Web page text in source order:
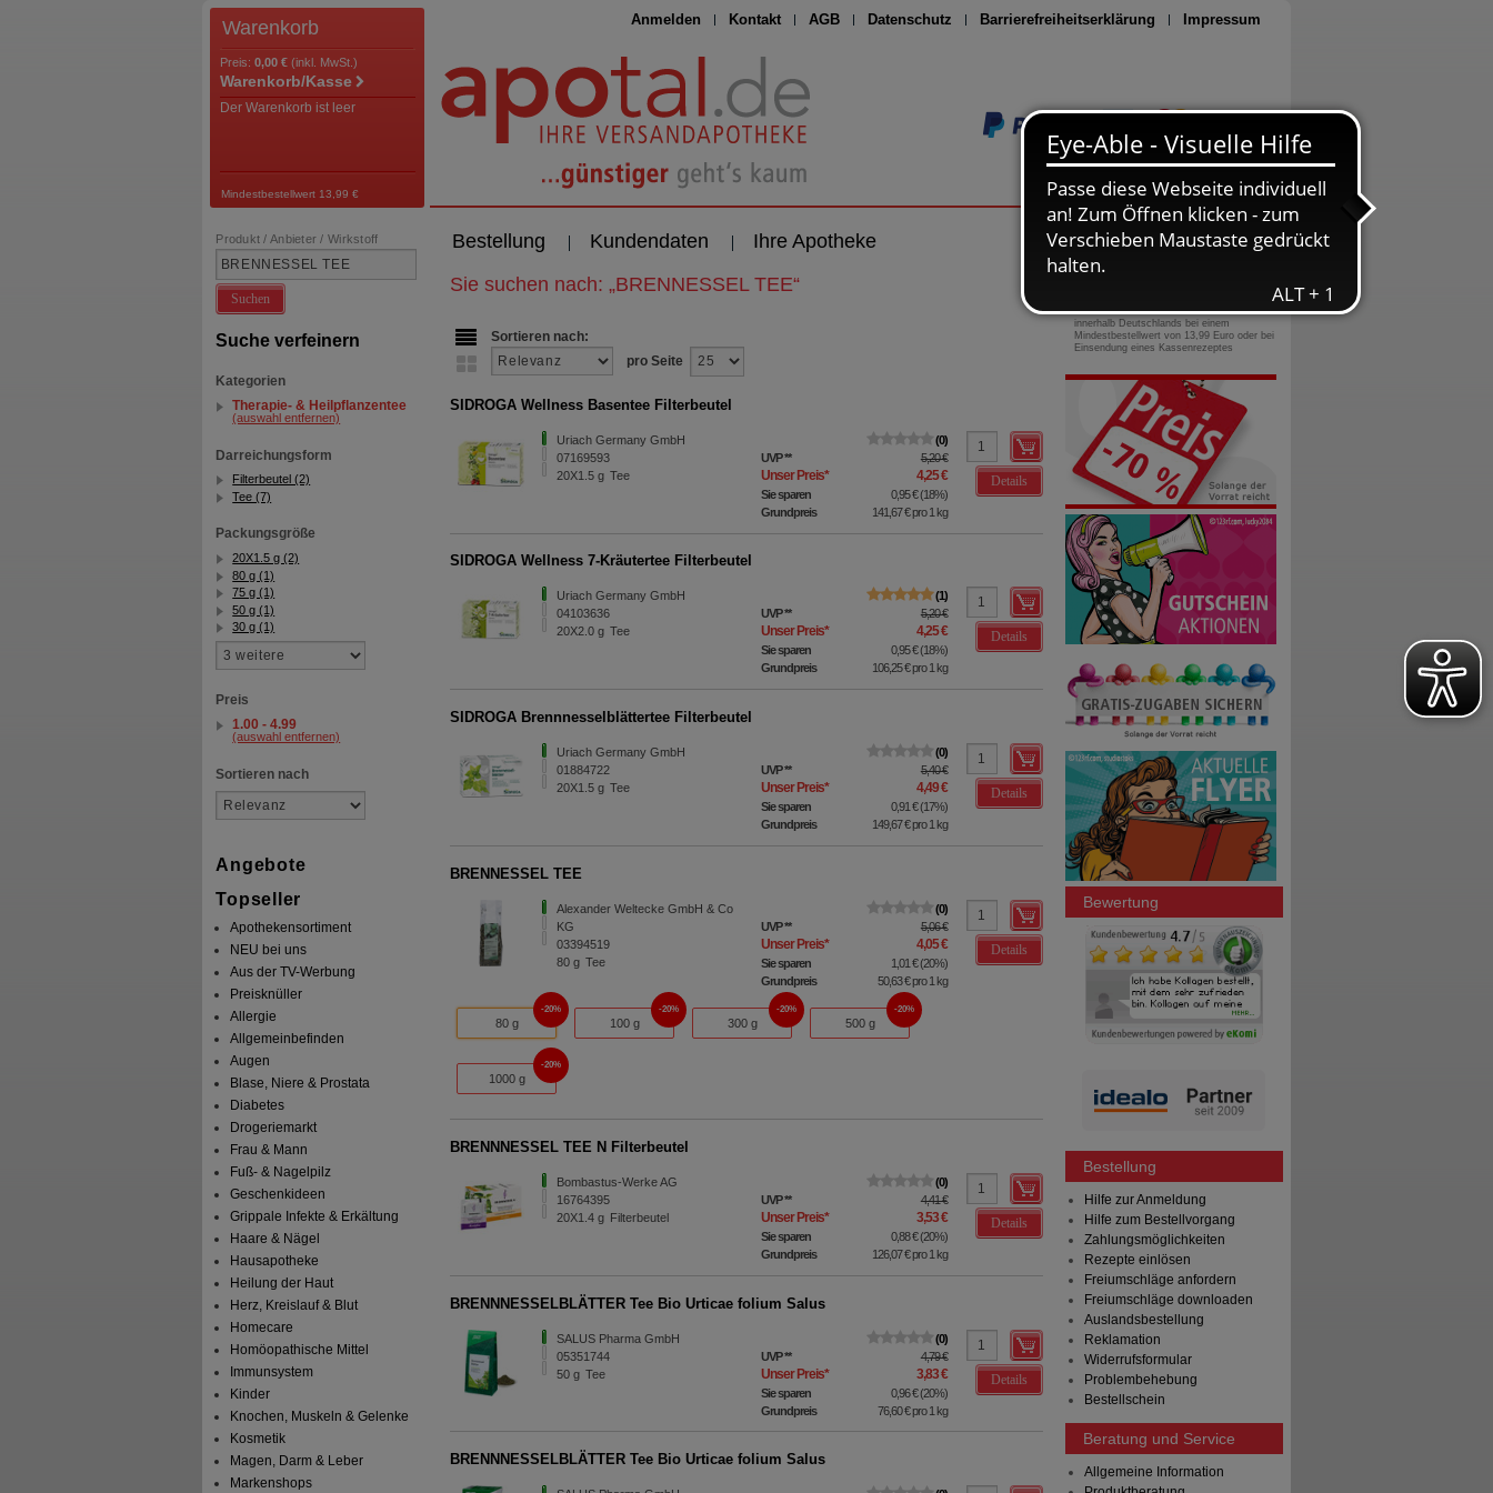
Anmelden Kontakt AGB Datenschutz Barrierefreiheitserklärung Impressum
Seite drucken
Warenkorb
Preis: 0,00 € (inkl. MwSt.)
Warenkorb/Kasse
Der Warenkorb ist leer
Mindestbestellwert 13,99 €
Bestellung Kundendaten Ihre Apotheke
Produkt / Anbieter / Wirkstoff
Suchen
Suche verfeinern
Kategorien
Therapie- & Heilpflanzentee
(auswahl entfernen)
Darreichungsform
Filterbeutel (2)
Tee (7)
Packungsgröße
20X1.5 g (2)
80 g (1)
75 g (1)
50 g (1)
30 g (1)
Preis
1.00 - 4.99
(auswahl entfernen)
Sortieren nach
Angebote
Topseller
Apothekensortiment
NEU bei uns
Aus der TV-Werbung
Preisknüller
Allergie
Allgemeinbefinden
Augen
Blase, Niere & Prostata
Diabetes
Drogeriemarkt
Frau & Mann
Fuß- & Nagelpilz
Geschenkideen
Grippale Infekte & Erkältung
Haare & Nägel
Hausapotheke
Heilung der Haut
Herz, Kreislauf & Blut
Homecare
Homöopathische Mittel
Immunsystem
Kinder
Knochen, Muskeln & Gelenke
Kosmetik
Magen, Darm & Leber
Markenshops
Sie suchen nach: „BRENNESSEL TEE“
Sortieren nach:
pro Seite
SIDROGA Wellness Basentee Filterbeutel
Uriach Germany GmbH
07169593
20X1.5g Tee
0
UVP** 5,20 €
Unser Preis* 4,25 €
Sie sparen 0,95 €(18%)
Grundpreis
141,67 €pro 1 kg
Details
SIDROGA Wellness 7-Kräutertee Filterbeutel
Uriach Germany GmbH
04103636
20X2.0g Tee
1
UVP** 5,20 €
Unser Preis* 4,25 €
Sie sparen 0,95 €(18%)
Grundpreis
106,25 €pro 1 kg
Details
SIDROGA Brennnesselblättertee Filterbeutel
Uriach Germany GmbH
01884722
20X1.5g Tee
0
UVP** 5,40 €
Unser Preis* 4,49 €
Sie sparen 0,91 €(17%)
Grundpreis
149,67 €pro 1 kg
Details
BRENNESSEL TEE
Alexander Weltecke GmbH & Co
KG
03394519
80g Tee
0
UVP** 5,06 €
Unser Preis* 4,05 €
Sie sparen 1,01 €(20%)
Grundpreis
50,63 €pro 1 kg
Details
80 g
20%
100 g
20%
300 g
20%
500 g
20%
1000 g
20%
BRENNNESSEL TEE N Filterbeutel
Bombastus-Werke AG
16764395
20X1.4g Filterbeutel
0
UVP** 4,41 €
Unser Preis* 3,53 €
Sie sparen 0,88 €(20%)
Grundpreis
126,07 €pro 1 kg
Details
BRENNNESSELBLÄTTER Tee Bio Urticae folium Salus
SALUS Pharma GmbH
05351744
50g Tee
0
UVP** 4,79 €
Unser Preis* 3,83 €
Sie sparen 0,96 €(20%)
Grundpreis
76,60 €pro 1 kg
Details
BRENNNESSELBLÄTTER Tee Bio Urticae folium Salus
0800-10 11 422
gebührenfreie Rufnummer
innerhalb Deutschlands bei einem
Mindestbestellwert von 13,99 Euro oder bei
Einsendung eines Kassenrezeptes
Bewertung
Bestellung
Hilfe zur Anmeldung
Hilfe zum Bestellvorgang
Zahlungsmöglichkeiten
Rezepte einlösen
Freiumschläge anfordern
Freiumschläge downloaden
Auslandsbestellung
Reklamation
Widerrufsformular
Problembehebung
Bestellschein
Beratung und Service
Allgemeine Information